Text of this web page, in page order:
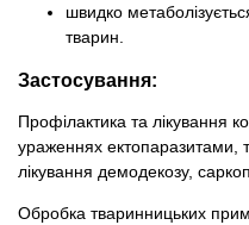
швидко
тварин.
Застосування:
Профілактика та лікування
ураженнях ектопаразитами,
лікування демодекозу,
Обробка тваринницьких